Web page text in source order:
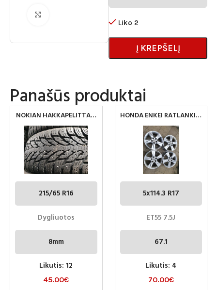
Liko 2
Į KREPŠELĮ
Panašūs produktai
NOKIAN HAKKAPELITTA 9
215/65 R16
215/65 R16
Dygliuotos
8mm
Likutis: 12
45.00€
HONDA ENKEI RATLANKIAI
5×114.3 R17
5x114.3 R17
ET55 7.5J
67.1
Likutis: 4
70.00€